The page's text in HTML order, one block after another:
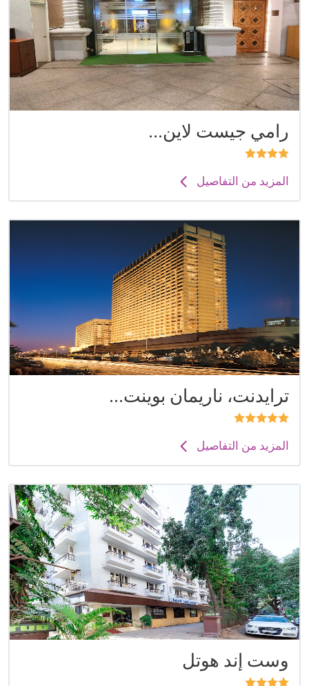
رامي جيست لاين...
المزيد من التفاصيل
ترايدنت، ناريمان بوينت...
المزيد من التفاصيل
وست إند هوتل